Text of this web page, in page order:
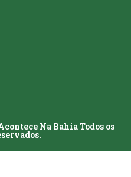
Na Bahia Todos os